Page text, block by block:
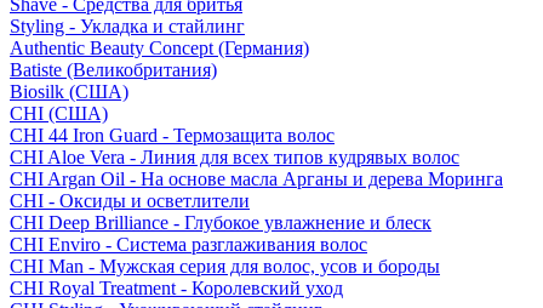
Shave - Средства для бритья
Styling - Укладка и стайлинг
Authentic Beauty Concept (Германия)
Batiste (Великобритания)
Biosilk (США)
CHI (США)
CHI 44 Iron Guard - Термозащита волос
CHI Aloe Vera - Линия для всех типов кудрявых волос
CHI Argan Oil - На основе масла Арганы и дерева Моринга
CHI - Оксиды и осветлители
CHI Deep Brilliance - Глубокое увлажнение и блеск
CHI Enviro - Система разглаживания волос
CHI Man - Мужская серия для волос, усов и бороды
CHI Royal Treatment - Королевский уход